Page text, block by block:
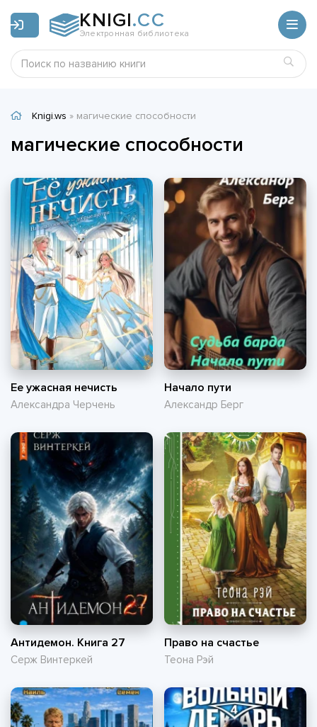
KNIGI.CC
Электронная библиотека
Knigi.ws » магические способности
магические способности
Ее ужасная нечисть
Александра Черчень
Начало пути
Александр Берг
Антидемон. Книга 27
Серж Винтеркей
Право на счастье
Теона Рэй